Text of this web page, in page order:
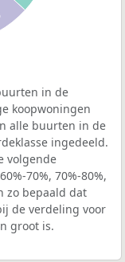
in de
koopwoningen
alle buurten in de
ingedeeld.
volgende
70%, 70%-80%,
zo bepaald dat
de verdeling voor
groot is.